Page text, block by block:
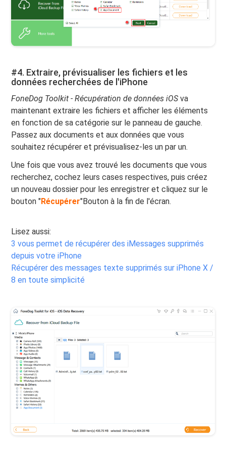
#4. Extraire, prévisualiser les fichiers et les
données recherchées de l'iPhone
FoneDog Toolkit - Récupération de données iOSva
maintenant extraire les fichiers et afficher les éléments
en fonction de sa catégorie sur le panneau de gauche.
Passez aux documents et aux données que vous
souhaitez récupérer et prévisualisez-les un par un.
Une fois que vous avez trouvé les documents que vous
recherchez, cochez leurs cases respectives, puis créez
un nouveau dossier pour les enregistrer et cliquez sur le
bouton "Récupérer"Bouton à la fin de l'écran.
Lisez aussi:
3 vous permet de récupérer des iMessages supprimés
depuis votre iPhone
Récupérer des messages texte supprimés sur iPhone X /
8 en toute simplicité